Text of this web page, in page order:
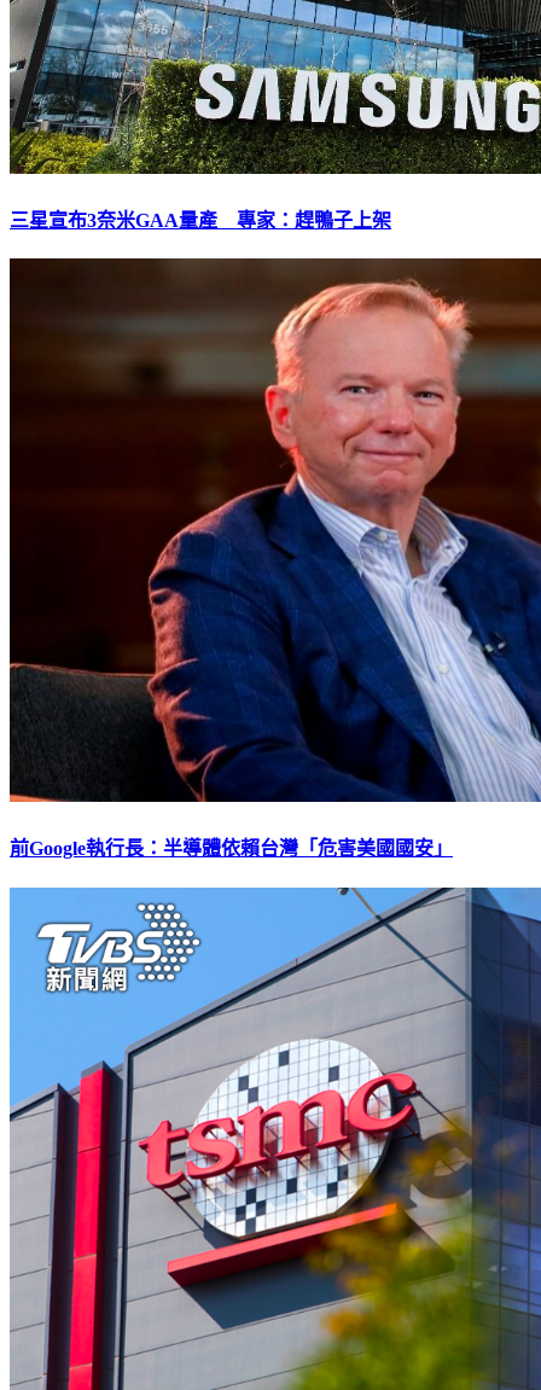
三星宣布3奈米GAA量產 專家：趕鴨子上架
前Google執行長：半導體依賴台灣「危害美國國安」